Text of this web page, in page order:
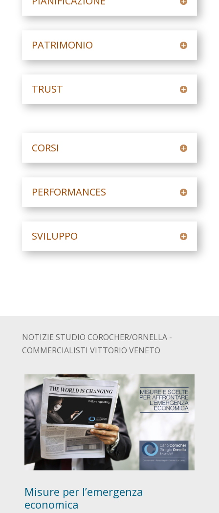
PATRIMONIO
TRUST
CORSI
PERFORMANCES
SVILUPPO
NOTIZIE STUDIO COROCHER/ORNELLA -
COMMERCIALISTI VITTORIO VENETO
Misure per l’emergenza
economica